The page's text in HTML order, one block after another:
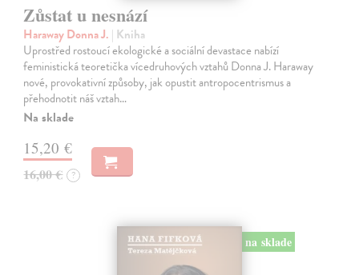
Zůstat u nesnází
Haraway Donna J. | Kniha
Uprostřed rostoucí ekologické a sociální devastace nabízí
feministická teoretička vícedruhových vztahů Donna J. Haraway
nové, provokativní způsoby, jak opustit antropocentrismus a
přehodnotit náš vztah…
Na sklade
15,20 €
16,00 € ?
na sklade